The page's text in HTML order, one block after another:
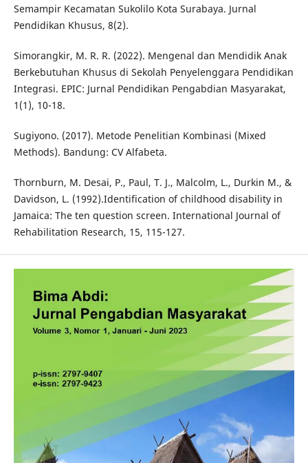
Semampir Kecamatan Sukolilo Kota Surabaya. Jurnal
Pendidikan Khusus, 8(2).
Simorangkir, M. R. R. (2022). Mengenal dan Mendidik Anak
Berkebutuhan Khusus di Sekolah Penyelenggara Pendidikan
Integrasi. EPIC: Jurnal Pendidikan Pengabdian Masyarakat,
1(1), 10-18.
Sugiyono. (2017). Metode Penelitian Kombinasi (Mixed
Methods). Bandung: CV Alfabeta.
Thornburn, M. Desai, P., Paul, T. J., Malcolm, L., Durkin M., &
Davidson, L. (1992).Identification of childhood disability in
Jamaica: The ten question screen. International Journal of
Rehabilitation Research, 15, 115-127.